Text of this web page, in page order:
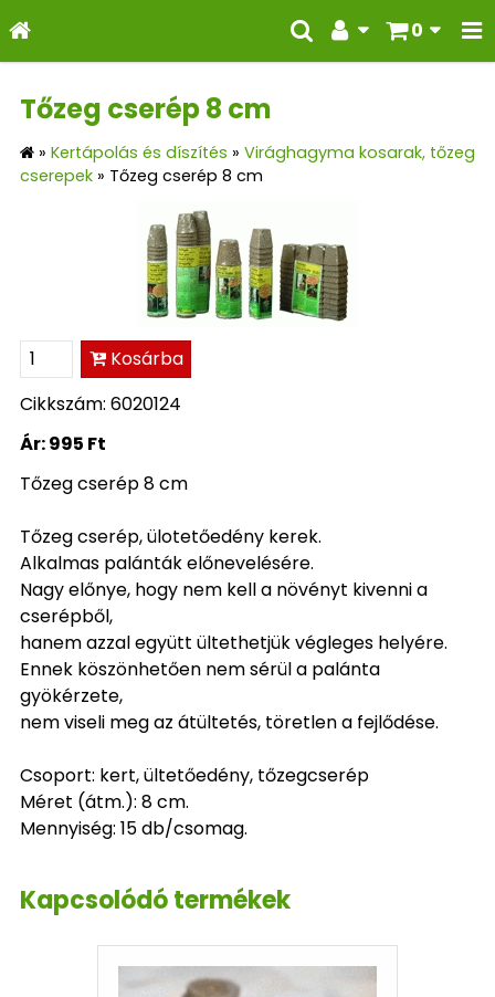
0
Tőzeg cserép 8 cm
» Kertápolás és díszítés » Virághagyma kosarak, tőzeg
cserepek » Tőzeg cserép 8 cm
Kosárba
Cikkszám: 6020124
Ár:995 Ft
Tőzeg cserép 8 cm
Tőzeg cserép, ülotetőedény kerek.
Alkalmas palánták előnevelésére.
Nagy előnye, hogy nem kell a növényt kivenni a
cserépből,
hanem azzal együtt ültethetjük végleges helyére.
Ennek köszönhetően nem sérül a palánta
gyökérzete,
nem viseli meg az átültetés, töretlen a fejlődése.
Csoport: kert, ültetőedény, tőzegcserép
Méret (átm.): 8 cm.
Mennyiség: 15 db/csomag.
Kapcsolódó termékek